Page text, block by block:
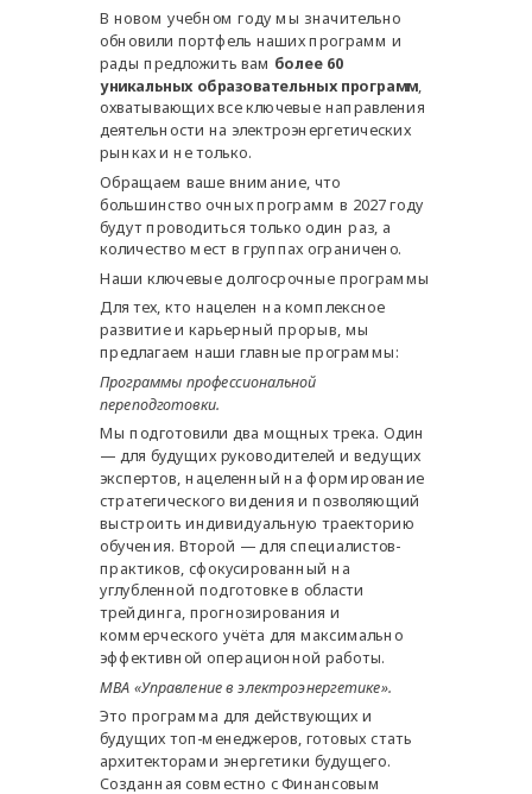
В новом учебном году мы значительно
обновили портфель наших программ и
рады предложить вам более 60
уникальных образовательных программ
охватывающих все ключевые направления
деятельности на электроэнергетических
рынках и не только.
Обращаем ваше внимание, что
большинство очных программ в 2027 году
будут проводиться только один раз, а
количество мест в группах ограничено.
Наши ключевые долгосрочные программы
Для тех, кто нацелен на комплексное
развитие и карьерный прорыв, мы
предлагаем наши главные программы:
Программы профессиональной
переподготовки.
Мы подготовили два мощных трека. Один
— для будущих руководителей и ведущих
экспертов, нацеленный на формирование
стратегического видения и позволяющий
выстроить индивидуальную траекторию
обучения. Второй — для специалистов-
практиков, сфокусированный на
углубленной подготовке в области
трейдинга, прогнозирования и
коммерческого учёта для максимально
эффективной операционной работы.
МВА «Управление в электроэнергетике».
Это программа для действующих и
будущих топ-менеджеров, готовых стать
архитекторами энергетики будущего.
Созданная совместно с Финансовым